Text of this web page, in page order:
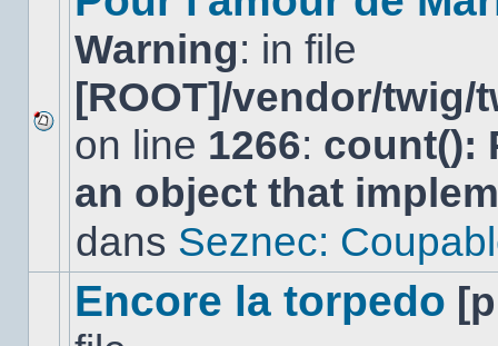
Aucun
nouveau
message
non-
dans
Warning: in file
[ROOT]/vendor/
on line 1266: count():
an object that
dans Seznec:
Encore la torpedo